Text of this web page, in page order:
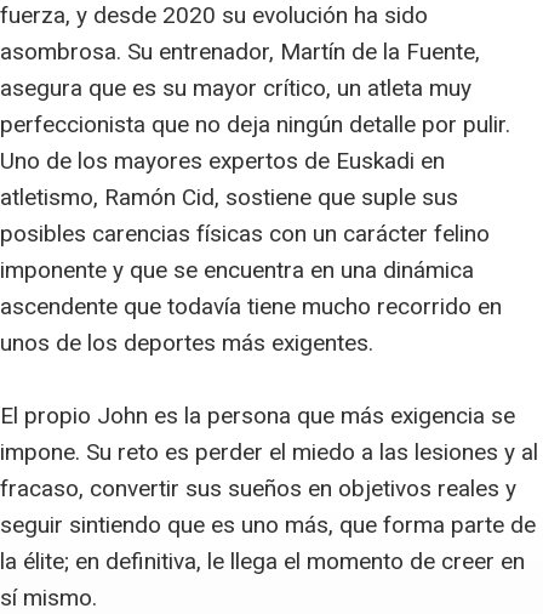
fuerza, y desde 2020 su evolución ha sido
asombrosa. Su entrenador, Martín de la Fuente,
asegura que es su mayor crítico, un atleta muy
perfeccionista que no deja ningún detalle por pulir.
Uno de los mayores expertos de Euskadi en
atletismo, Ramón Cid, sostiene que suple sus
posibles carencias físicas con un carácter felino
imponente y que se encuentra en una dinámica
ascendente que todavía tiene mucho recorrido en
unos de los deportes más exigentes.
El propio John es la persona que más exigencia se
impone. Su reto es perder el miedo a las lesiones y al
fracaso, convertir sus sueños en objetivos reales y
seguir sintiendo que es uno más, que forma parte de
la élite; en definitiva, le llega el momento de creer en
sí mismo.